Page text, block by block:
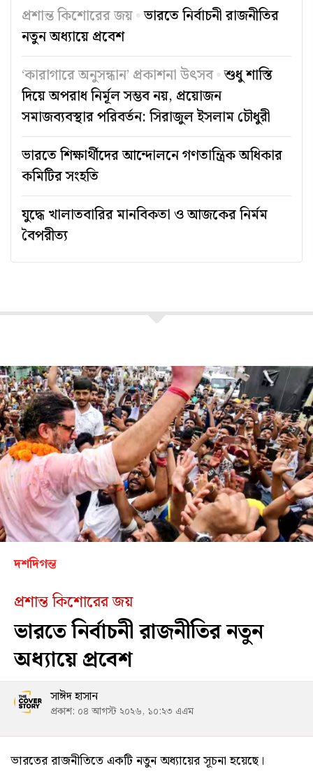
প্রশান্ত কিশোরের জয় ভারতে নির্বাচনী রাজনীতির
নতুন অধ্যায়ে প্রবেশ
‘কারাগারে অনুসন্ধান’ প্রকাশনা উৎসব শুধু শাস্তি
দিয়ে অপরাধ নির্মূল সম্ভব নয়, প্রয়োজন
সমাজব্যবস্থার পরিবর্তন: সিরাজুল ইসলাম চৌধুরী
ভারতে শিক্ষার্থীদের আন্দোলনে গণতান্ত্রিক অধিকার
কমিটির সংহতি
যুদ্ধে খালাতবারির মানবিকতা ও আজকের নির্মম
বৈপরীত্য
দশদিগন্ত
প্রশান্ত কিশোরের জয়
ভারতে নির্বাচনী রাজনীতির নতুন
অধ্যায়ে প্রবেশ
সাঈদ হাসান
প্রকাশ: ০৪ আগস্ট ২০২৬, ১০:২৩ এএম
ভারতের রাজনীতিতে একটি নতুন অধ্যায়ের সূচনা হয়েছে।